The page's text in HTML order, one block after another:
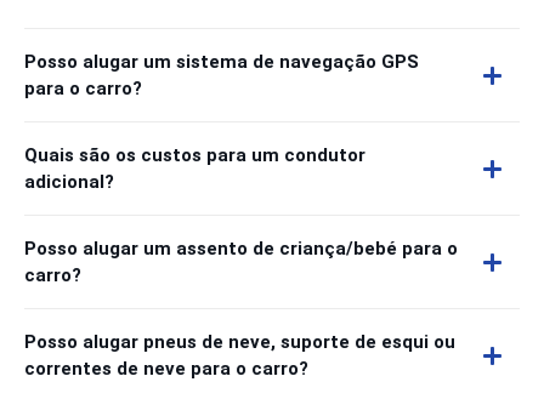
Posso alugar um sistema de navegação GPS
para o carro?
Quais são os custos para um condutor
adicional?
Posso alugar um assento de criança/bebé para o
carro?
Posso alugar pneus de neve, suporte de esqui ou
correntes de neve para o carro?